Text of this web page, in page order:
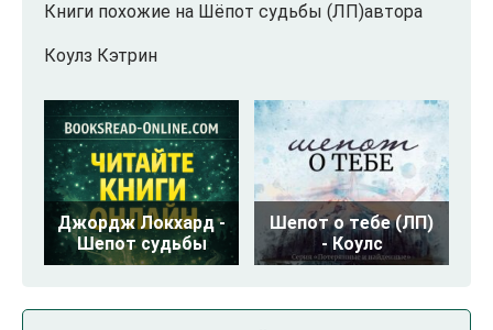
Книги похожие на Шёпот судьбы (ЛП)автора
Коулз Кэтрин
Джордж Локхард -
Шепот судьбы
Шепот о тебе (ЛП)
- Коулс